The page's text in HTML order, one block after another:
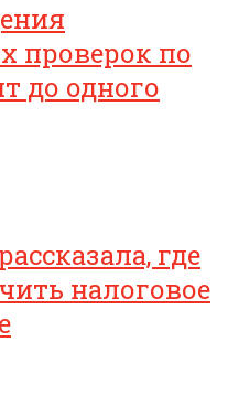
проверок по
до одного
где
налоговое